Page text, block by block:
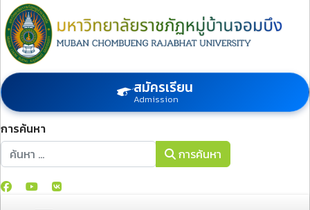
สมัครเรียน
Admission
การค้นหา
การค้นหา
การค้นหา